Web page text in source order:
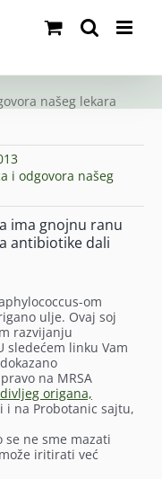
našeg lekara
i odgovora našeg
ima gnojnu ranu
antibiotike dali
om
ulje. Ovaj soj
razvijanju
linku Vam
na MRSA
origana,
i na Probotanic sajtu,
ne sme mazati
iritirati već